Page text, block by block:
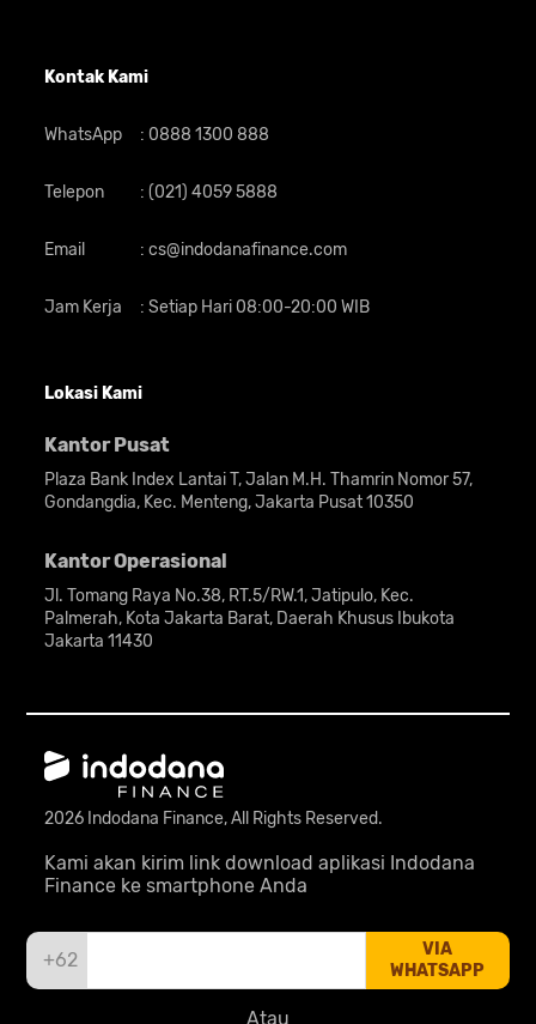
Kontak Kami
WhatsApp : 0888 1300 888
Telepon : (021) 4059 5888
Email : cs@indodanafinance.com
Jam Kerja : Setiap Hari 08:00-20:00 WIB
Lokasi Kami
Kantor Pusat
Plaza Bank Index Lantai T, Jalan M.H. Thamrin Nomor 57,
Gondangdia, Kec. Menteng, Jakarta Pusat 10350
Kantor Operasional
Jl. Tomang Raya No.38, RT.5/RW.1, Jatipulo, Kec.
Palmerah, Kota Jakarta Barat, Daerah Khusus Ibukota
Jakarta 11430
2026 Indodana Finance, All Rights Reserved.
Kami akan kirim link download aplikasi Indodana
Finance ke smartphone Anda
+62
VIA
WHATSAPP
Atau